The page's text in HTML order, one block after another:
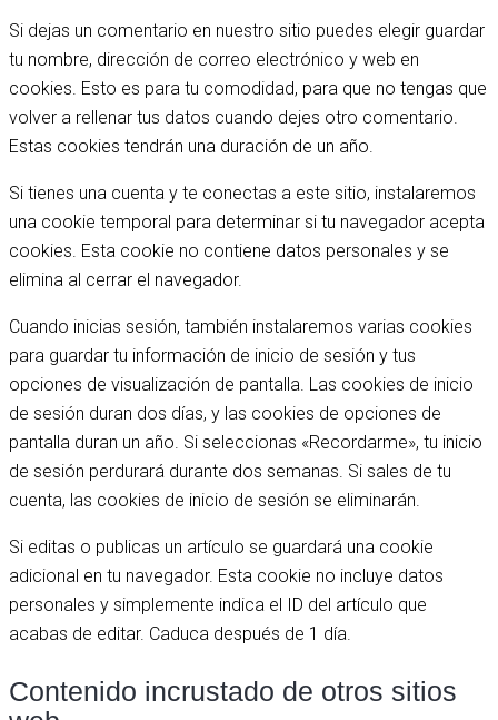
Si dejas un comentario en nuestro sitio puedes elegir guardar
tu nombre, dirección de correo electrónico y web en
cookies. Esto es para tu comodidad, para que no tengas que
volver a rellenar tus datos cuando dejes otro comentario.
Estas cookies tendrán una duración de un año.
Si tienes una cuenta y te conectas a este sitio, instalaremos
una cookie temporal para determinar si tu navegador acepta
cookies. Esta cookie no contiene datos personales y se
elimina al cerrar el navegador.
Cuando inicias sesión, también instalaremos varias cookies
para guardar tu información de inicio de sesión y tus
opciones de visualización de pantalla. Las cookies de inicio
de sesión duran dos días, y las cookies de opciones de
pantalla duran un año. Si seleccionas «Recordarme», tu inicio
de sesión perdurará durante dos semanas. Si sales de tu
cuenta, las cookies de inicio de sesión se eliminarán.
Si editas o publicas un artículo se guardará una cookie
adicional en tu navegador. Esta cookie no incluye datos
personales y simplemente indica el ID del artículo que
acabas de editar. Caduca después de 1 día.
Contenido incrustado de otros sitios